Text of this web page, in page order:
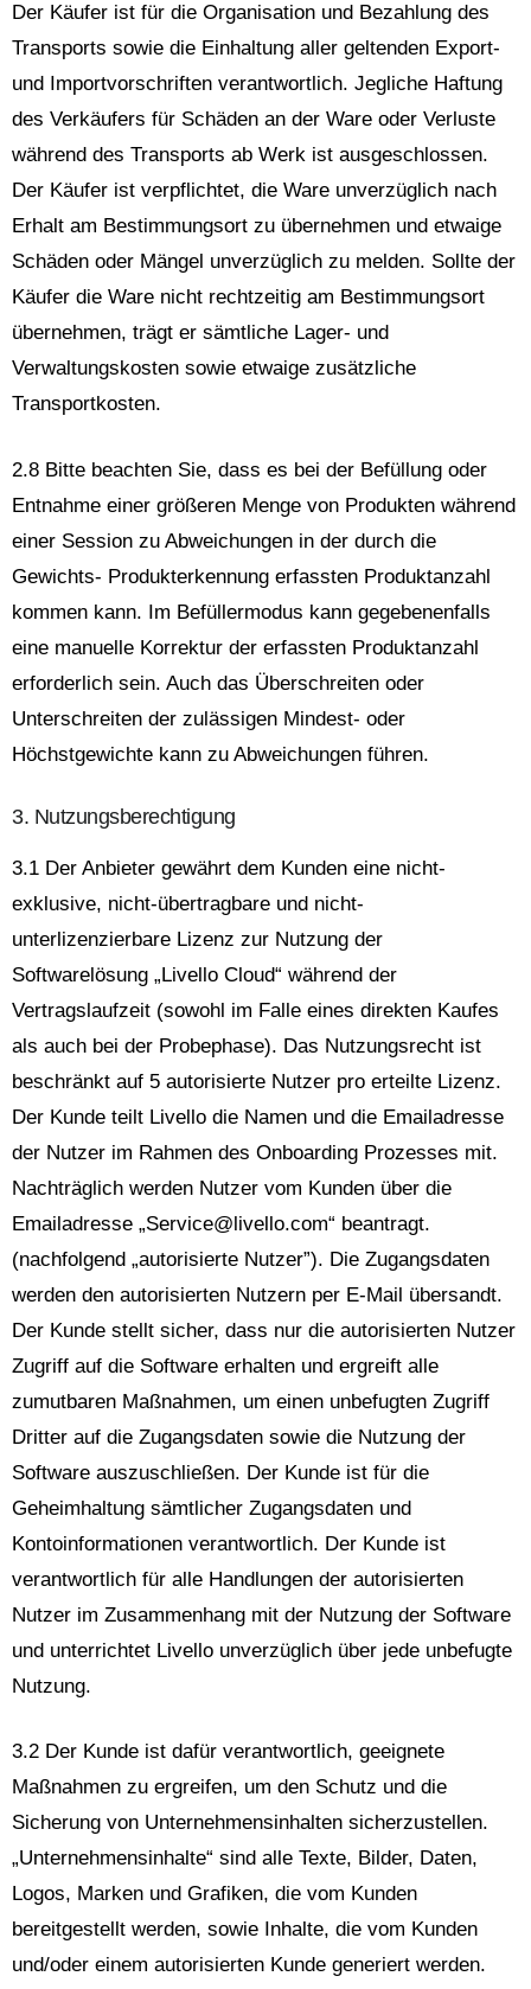
Der Käufer ist für die Organisation und Bezahlung des
Transports sowie die Einhaltung aller geltenden Export-
und Importvorschriften verantwortlich. Jegliche Haftung
des Verkäufers für Schäden an der Ware oder Verluste
während des Transports ab Werk ist ausgeschlossen.
Der Käufer ist verpflichtet, die Ware unverzüglich nach
Erhalt am Bestimmungsort zu übernehmen und etwaige
Schäden oder Mängel unverzüglich zu melden. Sollte der
Käufer die Ware nicht rechtzeitig am Bestimmungsort
übernehmen, trägt er sämtliche Lager- und
Verwaltungskosten sowie etwaige zusätzliche
Transportkosten.
2.8 Bitte beachten Sie, dass es bei der Befüllung oder
Entnahme einer größeren Menge von Produkten während
einer Session zu Abweichungen in der durch die
Gewichts- Produkterkennung erfassten Produktanzahl
kommen kann. Im Befüllermodus kann gegebenenfalls
eine manuelle Korrektur der erfassten Produktanzahl
erforderlich sein. Auch das Überschreiten oder
Unterschreiten der zulässigen Mindest- oder
Höchstgewichte kann zu Abweichungen führen.
3. Nutzungsberechtigung
3.1 Der Anbieter gewährt dem Kunden eine nicht-
exklusive, nicht-übertragbare und nicht-
unterlizenzierbare Lizenz zur Nutzung der
Softwarelösung „Livello Cloud“ während der
Vertragslaufzeit (sowohl im Falle eines direkten Kaufes
als auch bei der Probephase). Das Nutzungsrecht ist
beschränkt auf 5 autorisierte Nutzer pro erteilte Lizenz.
Der Kunde teilt Livello die Namen und die Emailadresse
der Nutzer im Rahmen des Onboarding Prozesses mit.
Nachträglich werden Nutzer vom Kunden über die
Emailadresse „Service@livello.com“ beantragt.
(nachfolgend „autorisierte Nutzer”). Die Zugangsdaten
werden den autorisierten Nutzern per E-Mail übersandt.
Der Kunde stellt sicher, dass nur die autorisierten Nutzer
Zugriff auf die Software erhalten und ergreift alle
zumutbaren Maßnahmen, um einen unbefugten Zugriff
Dritter auf die Zugangsdaten sowie die Nutzung der
Software auszuschließen. Der Kunde ist für die
Geheimhaltung sämtlicher Zugangsdaten und
Kontoinformationen verantwortlich. Der Kunde ist
verantwortlich für alle Handlungen der autorisierten
Nutzer im Zusammenhang mit der Nutzung der Software
und unterrichtet Livello unverzüglich über jede unbefugte
Nutzung.
3.2 Der Kunde ist dafür verantwortlich, geeignete
Maßnahmen zu ergreifen, um den Schutz und die
Sicherung von Unternehmensinhalten sicherzustellen.
„Unternehmensinhalte“ sind alle Texte, Bilder, Daten,
Logos, Marken und Grafiken, die vom Kunden
bereitgestellt werden, sowie Inhalte, die vom Kunden
und/oder einem autorisierten Kunde generiert werden.